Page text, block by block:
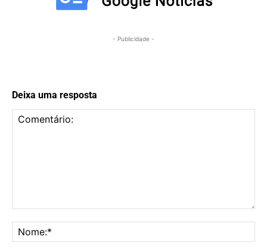
- Publicidade -
Deixa uma resposta